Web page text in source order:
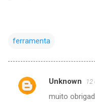
ferramenta
C
Unknown 12
muito